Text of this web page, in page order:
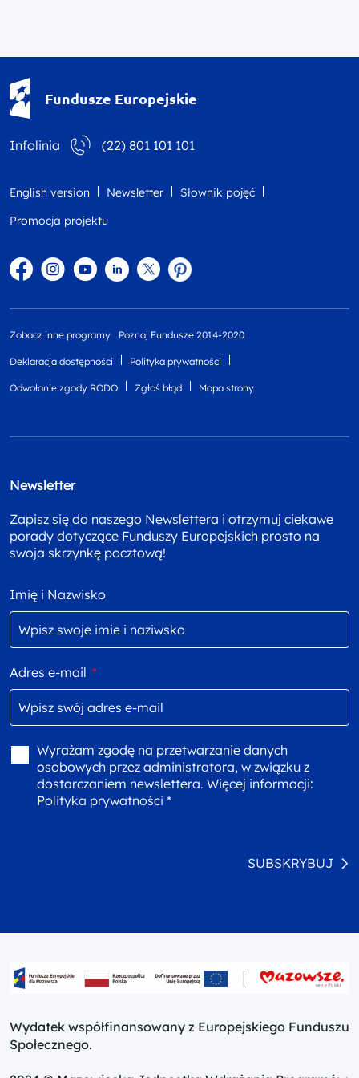
Fundusze Europejskie
Infolinia (22) 801 101 101
English version Newsletter
Słownik pojęć
Promocja projektu
FacebookInstagram
YouTubeLinkedintwitterPinterest
Zobacz inne programy Poznaj Fundusze 2014-2020
Deklaracja dostępności Polityka prywatności
Odwołanie zgody RODO Zgłoś błąd Mapa strony
Newsletter
Zapisz się do naszego Newslettera i otrzymuj ciekawe
porady dotyczące Funduszy Europejskich prosto na
swoja skrzynkę pocztową!
Imię i Nazwisko
Adres e-mail *
Wyrażam zgodę na przetwarzanie danych
osobowych przez administratora, w związku z
dostarczaniem newslettera. Więcej informacji:
Polityka prywatności *
SUBSKRYBUJ
Wydatek współfinansowany z Europejskiego Funduszu
Społecznego.